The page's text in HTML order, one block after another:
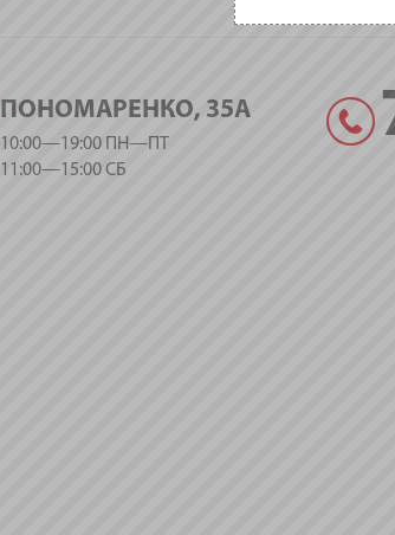
ПОНОМАРЕНКО, 35А
10:00—19:00 ПН—ПТ
11:00—15:00 СБ